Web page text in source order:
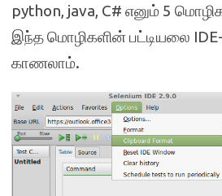
python, java, C# எனும் 5
இந்த மொழிகளின் பட்டியலை IDE-
காணலாம்.